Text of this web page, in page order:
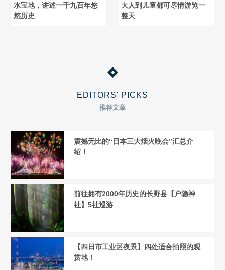
水宝地，讲述一千九百年悠
悠历史
大人到儿童都可尽情游览一
整天
EDITORS' PICKS
推荐文章
震撼无比的“日本三大烟火晚会”汇总介
绍！
前往拥有2000年历史的长野县【户隐神
社】5社巡游
【四日市工业区夜景】四处适合拍照的观
赏地！